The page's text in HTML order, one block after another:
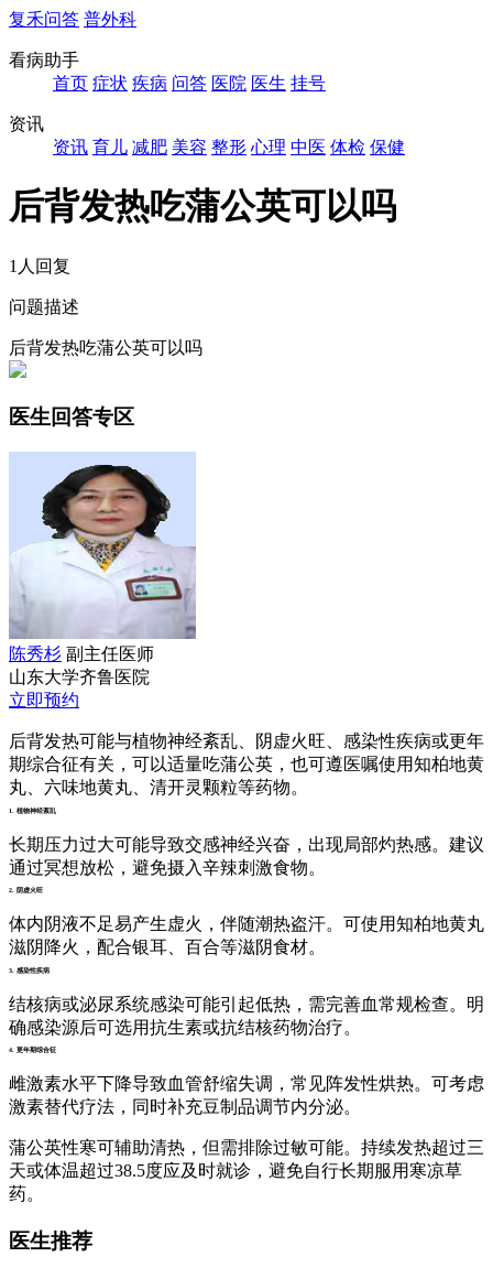
复禾问答 普外科
看病助手
首页 症状 疾病 问答 医院 医生 挂号
资讯
资讯 育儿 减肥 美容 整形 心理 中医 体检 保健
后背发热吃蒲公英可以吗
1人回复
问题描述
后背发热吃蒲公英可以吗
医生回答专区
陈秀杉 副主任医师
山东大学齐鲁医院
立即预约
后背发热可能与植物神经紊乱、阴虚火旺、感染性疾病或更年
期综合征有关，可以适量吃蒲公英，也可遵医嘱使用知柏地黄
丸、六味地黄丸、清开灵颗粒等药物。
1. 植物神经紊乱
长期压力过大可能导致交感神经兴奋，出现局部灼热感。建议
通过冥想放松，避免摄入辛辣刺激食物。
2. 阴虚火旺
体内阴液不足易产生虚火，伴随潮热盗汗。可使用知柏地黄丸
滋阴降火，配合银耳、百合等滋阴食材。
3. 感染性疾病
结核病或泌尿系统感染可能引起低热，需完善血常规检查。明
确感染源后可选用抗生素或抗结核药物治疗。
4. 更年期综合征
雌激素水平下降导致血管舒缩失调，常见阵发性烘热。可考虑
激素替代疗法，同时补充豆制品调节内分泌。
蒲公英性寒可辅助清热，但需排除过敏可能。持续发热超过三
天或体温超过38.5度应及时就诊，避免自行长期服用寒凉草
药。
医生推荐